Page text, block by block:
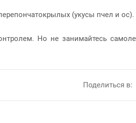
(укусы пчел и ос).
Но не занимайтесь
Поделиться в: